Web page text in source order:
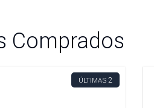
Comprados
ÚLTIMAS 2